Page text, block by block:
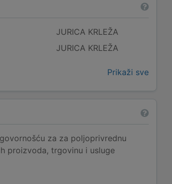
JURICA KRLEŽA
JURICA KRLEŽA
Prikaži sve
za za poljoprivrednu
proizvoda, trgovinu i usluge